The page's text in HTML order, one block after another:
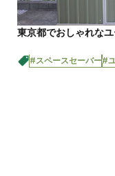
東京都でおしゃれな
#スペースセーバー#